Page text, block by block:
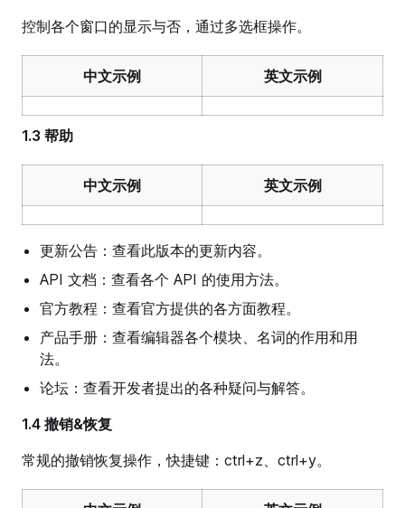
控制各个窗口的显示与否，通过多选框操作。
中文示例 英文示例
1.3 帮助
中文示例 英文示例
更新公告：查看此版本的更新内容。
API 文档：查看各个 API 的使用方法。
官方教程：查看官方提供的各方面教程。
产品手册：查看编辑器各个模块、名词的作用和用
法。
论坛：查看开发者提出的各种疑问与解答。
1.4 撤销&恢复
常规的撤销恢复操作，快捷键：ctrl+z、ctrl+y。